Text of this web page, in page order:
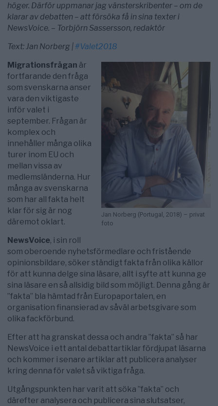
höger. Därför uppmanar jag vänsterskribenter – om de
klarar av debatten – att försöka få in sina texter i
NewsVoice. – Torbjörn Sassersson, redaktör
Text: Jan Norberg |#Valet2018
Jan Norberg (Portugal, 2018) – privat
foto
Migrationsfrågan är
fortfarande den fråga
som svenskarna anser
vara den viktigaste
inför valet i
september. Frågan är
komplex och
innehåller många olika
turer inom EU och
mellan vissa av
medlemsländerna. Hur
många av svenskarna
som har all fakta helt
klar för sig är nog
däremot oklart.
NewsVoice, i sin roll
som oberoende nyhetsförmedlare och fristående
opinionsbildare, söker ständigt fakta från olika källor
för att kunna delge sina läsare, allt i syfte att kunna ge
sina läsare en så allsidig bild som möjligt. Denna gång är
”fakta” bla hämtad från Europaportalen, en
organisation finansierad av såväl arbetsgivare som
olika fackförbund.
Efter att ha granskat dessa och andra ”fakta” så har
NewsVoice i ett antal debattartiklar fördjupat läsarna
och kommer i senare artiklar att publicera analyser
kring denna för valet så viktiga fråga.
Utgångspunkten har varit att söka ”fakta” och
därefter analysera och publicera sina slutsatser,